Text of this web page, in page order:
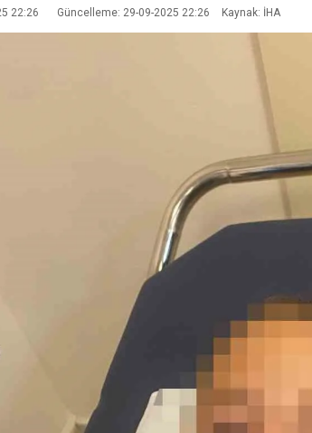
22:26 Güncelleme: 29-09-2025 22:26 Kaynak: İHA